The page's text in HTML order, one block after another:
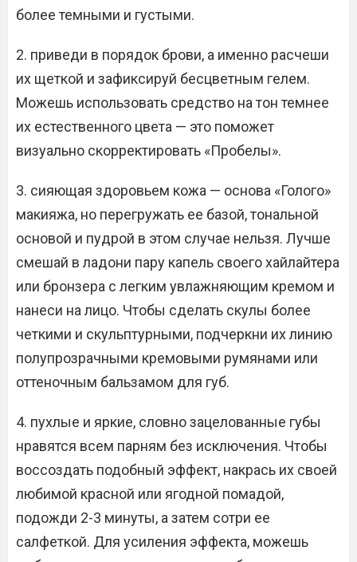
более темными и густыми.
2. приведи в порядок брови, а именно расчеши
их щеткой и зафиксируй бесцветным гелем.
Можешь использовать средство на тон темнее
их естественного цвета — это поможет
визуально скорректировать «Пробелы».
3. сияющая здоровьем кожа — основа «Голого»
макияжа, но перегружать ее базой, тональной
основой и пудрой в этом случае нельзя. Лучше
смешай в ладони пару капель своего хайлайтера
или бронзера с легким увлажняющим кремом и
нанеси на лицо. Чтобы сделать скулы более
четкими и скульптурными, подчеркни их линию
полупрозрачными кремовыми румянами или
оттеночным бальзамом для губ.
4. пухлые и яркие, словно зацелованные губы
нравятся всем парням без исключения. Чтобы
воссоздать подобный эффект, накрась их своей
любимой красной или ягодной помадой,
подожди 2-3 минуты, а затем сотри ее
салфеткой. Для усиления эффекта, можешь